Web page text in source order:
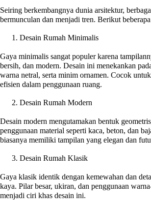
Seiring berkembangnya dunia arsitektur,
bermunculan dan menjadi tren. Berikut
Desain Rumah Minimalis
Gaya minimalis sangat populer karena
bersih, dan modern. Desain ini menekankan
warna netral, serta minim ornamen. Cocok
efisien dalam penggunaan ruang.
Desain Rumah Modern
Desain modern mengutamakan bentuk
penggunaan material seperti kaca, beton, dan
biasanya memiliki tampilan yang elegan dan
Desain Rumah Klasik
Gaya klasik identik dengan kemewahan dan
kaya. Pilar besar, ukiran, dan penggunaan
menjadi ciri khas desain ini.